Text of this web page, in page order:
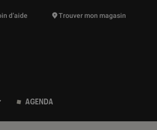
de produits vont vous être proposées
d’aide Trouver mon magasin
AGENDA